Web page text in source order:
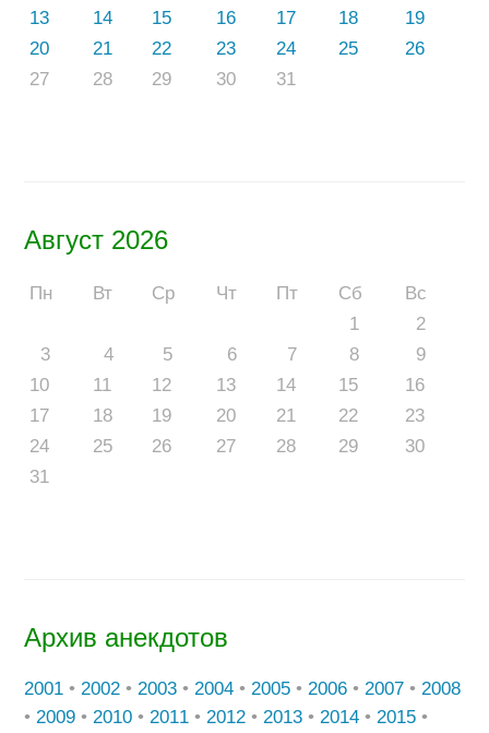
13
14 15 16 17 18
19
20
21 22 23 24 25
26
27
28 29 30 31
Август 2026
Пн Вт Ср Чт Пт Сб
Вс
1
2
3
4 5 6 7 8
9
10
11 12 13 14 15
16
17
18 19 20 21 22
23
24
25 26 27 28 29
30
31
Архив анекдотов
2001 • 2002 • 2003 • 2004 • 2005 • 2006 • 2007 • 2008
• 2009 • 2010 • 2011 • 2012 • 2013 • 2014 • 2015 •